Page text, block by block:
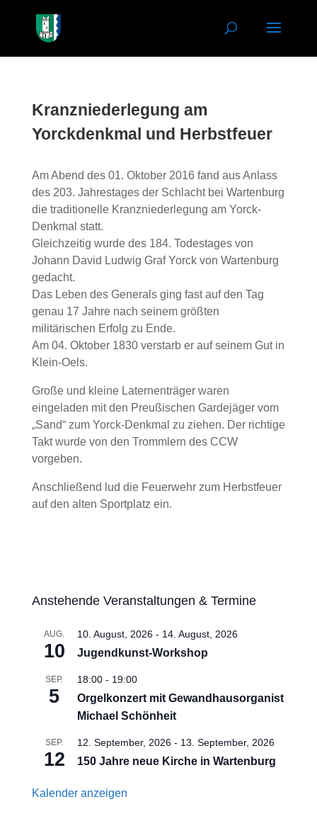
Kranzniederlegung am
Yorckdenkmal und Herbstfeuer
Am Abend des 01. Oktober 2016 fand aus Anlass
des 203. Jahrestages der Schlacht bei Wartenburg
die traditionelle Kranzniederlegung am Yorck-
Denkmal statt.
Gleichzeitig wurde des 184. Todestages von
Johann David Ludwig Graf Yorck von Wartenburg
gedacht.
Das Leben des Generals ging fast auf den Tag
genau 17 Jahre nach seinem größten
militärischen Erfolg zu Ende.
Am 04. Oktober 1830 verstarb er auf seinem Gut in
Klein-Oels.
Große und kleine Laternenträger waren
eingeladen mit den Preußischen Gardejäger vom
„Sand“ zum Yorck-Denkmal zu ziehen. Der richtige
Takt wurde von den Trommlern des CCW
vorgeben.
Anschließend lud die Feuerwehr zum Herbstfeuer
auf den alten Sportplatz ein.
Anstehende Veranstaltungen & Termine
AUG.
10
10. August, 2026- 14. August, 2026
Jugendkunst-Workshop
SEP.
5
18:00- 19:00
Orgelkonzert mit Gewandhausorganist
Michael Schönheit
SEP.
12
12. September, 2026- 13. September, 2026
150 Jahre neue Kirche in Wartenburg
Kalender anzeigen